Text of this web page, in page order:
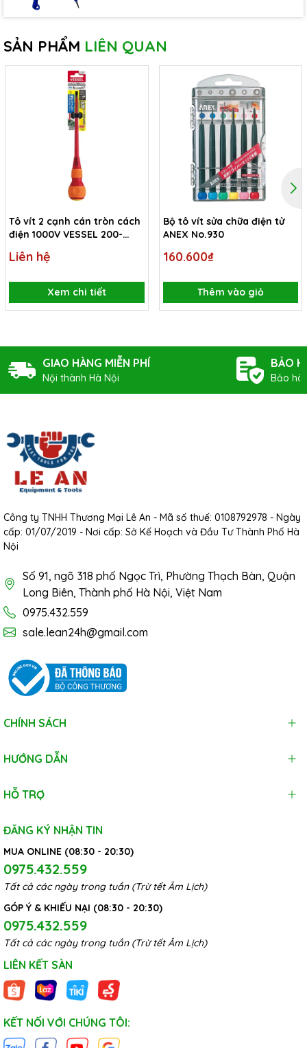
SẢN PHẨM LIÊN QUAN
Tô vít 2 cạnh cán tròn cách
điện 1000V VESSEL 200-
Liên hệ
Xem chi tiết
Bộ tô vít sửa chữa điện tử
ANEX No.930
160.600₫
Thêm vào giỏ
GIAO HÀNG MIỄN PHÍ
Nội thành Hà Nội
BẢO
Bảo
Công ty TNHH Thương Mại Lê An - Mã số thuế: 0108792978 - Ngày
cấp: 01/07/2019 - Nơi cấp: Sở Kế Hoạch và Đầu Tư Thành Phố Hà
Nội
Số 91, ngõ 318 phố Ngọc Trì, Phường Thạch Bàn, Quận
Long Biên, Thành phố Hà Nội, Việt Nam
0975.432.559
sale.lean24h@gmail.com
CHÍNH SÁCH
HƯỚNG DẪN
HỖ TRỢ
ĐĂNG KÝ NHẬN TIN
MUA ONLINE (08:30 - 20:30)
0975.432.559
Tất cả các ngày trong tuần (Trừ tết Âm Lịch)
GÓP Ý & KHIẾU NẠI (08:30 - 20:30)
0975.432.559
Tất cả các ngày trong tuần (Trừ tết Âm Lịch)
LIÊN KẾT SÀN
KẾT NỐI VỚI CHÚNG TÔI: